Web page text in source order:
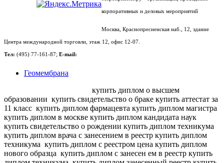
корпоративных и деловых мероприятий
Москва, Краснопресненская наб., 12, здание
Центра международной торговли, этаж 12, офис 12-07.
Тел: (495) 77-161-87; E-mail:
Геомембрана
купить диплом о высшем
образовании купить свидетельство о браке купить аттестат за
11 класс купить диплом фармацевта купить диплом магистра
купить диплом в москве купить диплом кандидата наук
купить свидетельство о рождении купить диплом техникума
купить диплом врача с занесением в реестр купить диплом
техникума купить диплом с реестром цена купить диплом
нового образца купить диплом с занесен ем в реестр купить